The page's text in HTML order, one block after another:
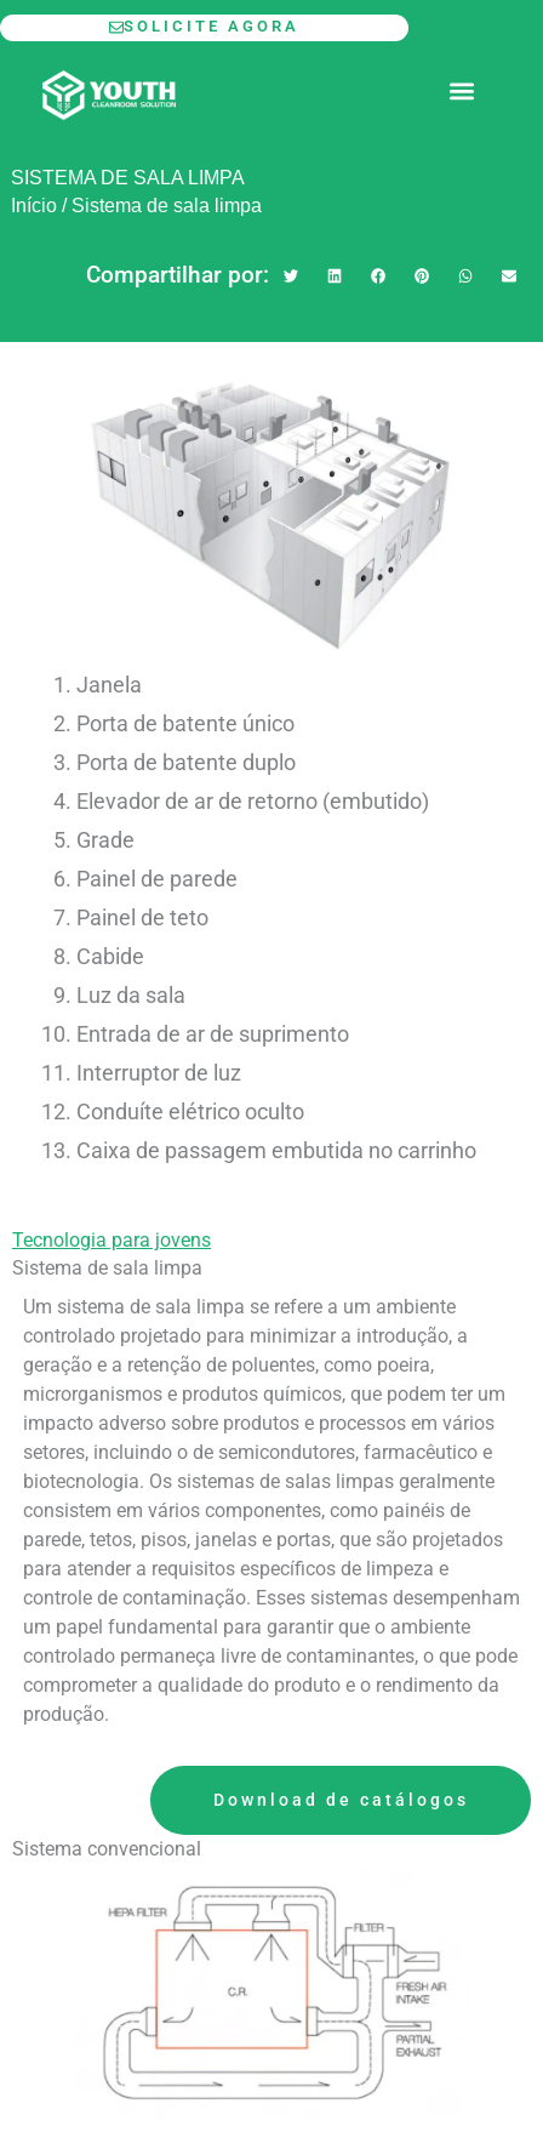
Ir
para
conteúdo
SOLICITE AGORA
SISTEMA DE SALA LIMPA
Início/ Sistema de sala limpa
Compartilhar por:
Janela
Porta de batente único
Porta de batente duplo
Elevador de ar de retorno (embutido)
Grade
Painel de parede
Painel de teto
Cabide
Luz da sala
Entrada de ar de suprimento
Interruptor de luz
Conduíte elétrico oculto
Caixa de passagem embutida no carrinho
Tecnologia para jovens
Sistema de sala limpa
Um sistema de sala limpa se refere a um ambiente
controlado projetado para minimizar a introdução, a
geração e a retenção de poluentes, como poeira,
microrganismos e produtos químicos, que podem ter um
impacto adverso sobre produtos e processos em vários
setores, incluindo o de semicondutores, farmacêutico e
biotecnologia. Os sistemas de salas limpas geralmente
consistem em vários componentes, como painéis de
parede, tetos, pisos, janelas e portas, que são projetados
para atender a requisitos específicos de limpeza e
controle de contaminação. Esses sistemas desempenham
um papel fundamental para garantir que o ambiente
controlado permaneça livre de contaminantes, o que pode
comprometer a qualidade do produto e o rendimento da
produção.
Download de catálogos
Sistema convencional